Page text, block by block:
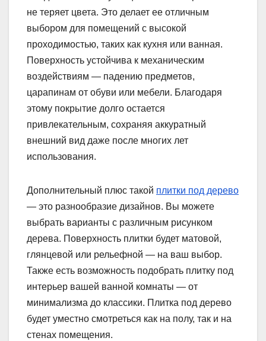
не теряет цвета. Это делает ее отличным
выбором для помещений с высокой
проходимостью, таких как кухня или ванная.
Поверхность устойчива к механическим
воздействиям — падению предметов,
царапинам от обуви или мебели. Благодаря
этому покрытие долго остается
привлекательным, сохраняя аккуратный
внешний вид даже после многих лет
использования.
Дополнительный плюс такой плитки под дерево
— это разнообразие дизайнов. Вы можете
выбрать варианты с различным рисунком
дерева. Поверхность плитки будет матовой,
глянцевой или рельефной — на ваш выбор.
Также есть возможность подобрать плитку под
интерьер вашей ванной комнаты — от
минимализма до классики. Плитка под дерево
будет уместно смотреться как на полу, так и на
стенах помещения.